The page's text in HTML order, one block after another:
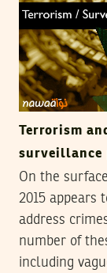
Terrorism
surveillance
On the
2015 appears
address
number of
including